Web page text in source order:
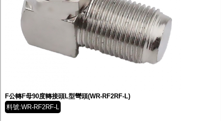
F公轉F母90度轉接頭L型彎頭(WR-RF2RF-L)
料號:WR-RF2RF-L